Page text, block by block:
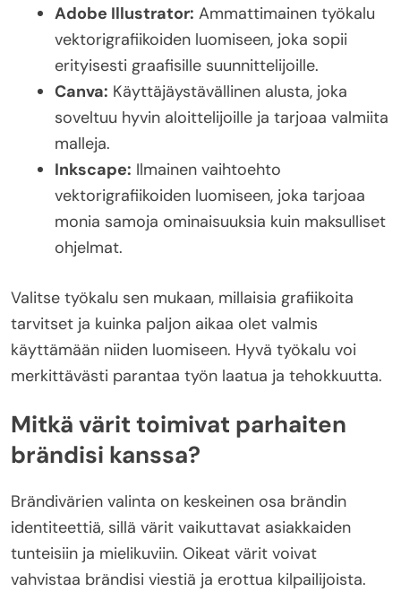
Adobe Illustrator: Ammattimainen työkalu
vektorigrafiikoiden luomiseen, joka sopii
erityisesti graafisille suunnittelijoille.
Canva: Käyttäjäystävällinen alusta, joka
soveltuu hyvin aloittelijoille ja tarjoaa valmiita
malleja.
Inkscape: Ilmainen vaihtoehto
vektorigrafiikoiden luomiseen, joka tarjoaa
monia samoja ominaisuuksia kuin maksulliset
ohjelmat.
Valitse työkalu sen mukaan, millaisia grafiikoita
tarvitset ja kuinka paljon aikaa olet valmis
käyttämään niiden luomiseen. Hyvä työkalu voi
merkittävästi parantaa työn laatua ja tehokkuutta.
Mitkä värit toimivat parhaiten
brändisi kanssa?
Brändivärien valinta on keskeinen osa brändin
identiteettiä, sillä värit vaikuttavat asiakkaiden
tunteisiin ja mielikuviin. Oikeat värit voivat
vahvistaa brändisi viestiä ja erottua kilpailijoista.